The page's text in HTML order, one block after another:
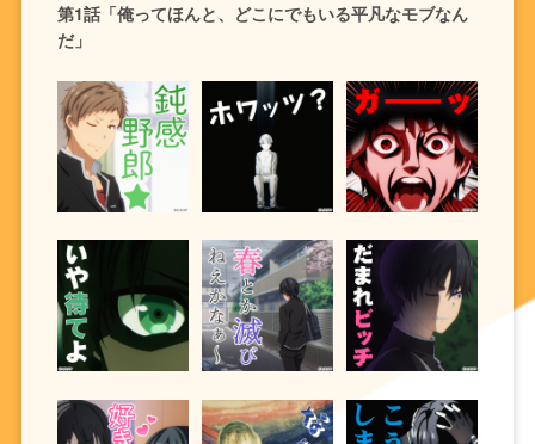
第1話「俺ってほんと、どこにでもいる平凡なモブなん
だ」